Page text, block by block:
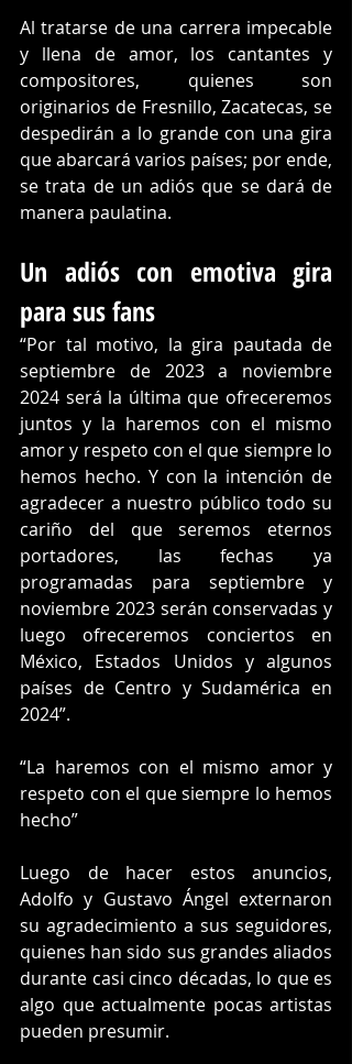
Al tratarse de una carrera impecable
y llena de amor, los cantantes y
compositores, quienes son
originarios de Fresnillo, Zacatecas, se
despedirán a lo grande con una gira
que abarcará varios países; por ende,
se trata de un adiós que se dará de
manera paulatina.
Un adiós con emotiva gira
para sus fans
“Por tal motivo, la gira pautada de
septiembre de 2023 a noviembre
2024 será la última que ofreceremos
juntos y la haremos con el mismo
amor y respeto con el que siempre lo
hemos hecho. Y con la intención de
agradecer a nuestro público todo su
cariño del que seremos eternos
portadores, las fechas ya
programadas para septiembre y
noviembre 2023 serán conservadas y
luego ofreceremos conciertos en
México, Estados Unidos y algunos
países de Centro y Sudamérica en
2024”.
“La haremos con el mismo amor y
respeto con el que siempre lo hemos
hecho”
Luego de hacer estos anuncios,
Adolfo y Gustavo Ángel externaron
su agradecimiento a sus seguidores,
quienes han sido sus grandes aliados
durante casi cinco décadas, lo que es
algo que actualmente pocas artistas
pueden presumir.